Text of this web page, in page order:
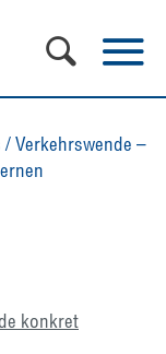
/Verkehrswende –
konkret